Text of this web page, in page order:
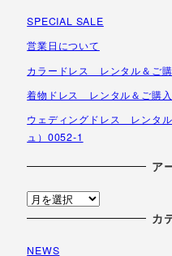
SPECIAL SALE
営業日について
カラードレス レンタル＆ご
着物ドレス レンタル＆ご購
ウェディングドレス レンタ
ュ）0052-1
ア
ア
ー
イ
カ
NEWS